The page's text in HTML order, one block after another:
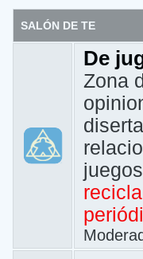
SALÓN DE TE
De
Zona